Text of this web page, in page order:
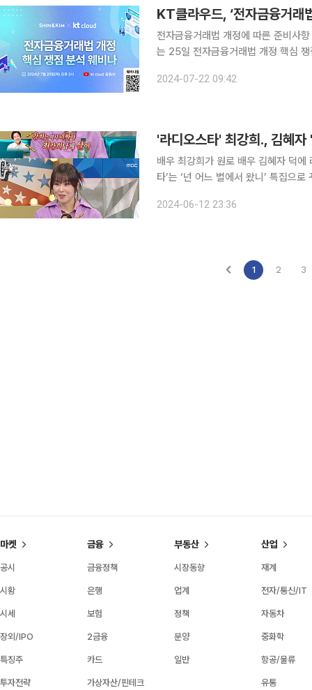
KT클라우드, ‘전자금융거래
전자금융거래법 개정에 따른 준비사항 소
는 25일 전자금융거래법 개정 핵심 쟁점을
유사 사례를 방지하고 선불전자지급
2024-07-22 09:42
배우 최강희가 원로 배우 김혜자 덕에 라디오를 시작
타’는 ‘넌 어느 별에서 왔니’ 특집으
기를 내려놓겠다고 말씀드렸을 때도 ‘
2024-06-12 23:36
1 2 3
마켓
공시
시황
시세
장외/IPO
특징주
투자전략
금융
금융정책
은행
보험
2금융
카드
가상자산/핀테크
부동산
시장동향
업계
정책
분양
일반
산업
재계
전자/통신/IT
자동차
중화학
항공/물류
유통